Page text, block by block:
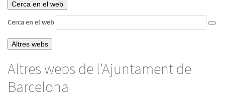
Cerca en el web
Cerca en el web
Altres webs
Altres webs de l'Ajuntament de
Barcelona